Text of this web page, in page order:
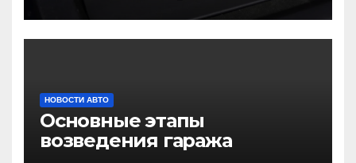
НОВОСТИ АВТО
Основные этапы
возведения гаража